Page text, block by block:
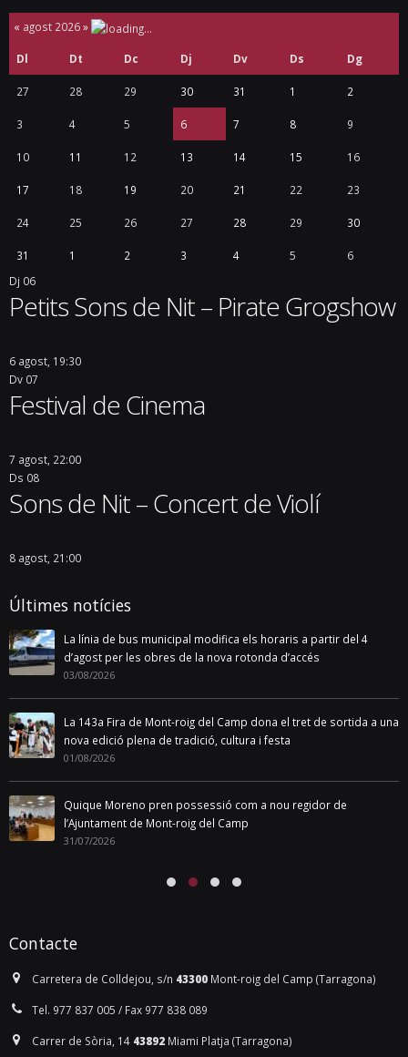
« agost 2026»
Dl Dt Dc Dj Dv Ds Dg
27 28 29 30 31 1 2
3 4 5 6 7 8 9
10 11 12 13 14 15 16
17 18 19 20 21 22 23
24 25 26 27 28 29 30
31 1 2 3 4 5
6
Dj 06
Petits Sons de Nit – Pirate Grogshow
6 agost, 19:30
Dv 07
Festival de Cinema
7 agost, 22:00
Ds 08
Sons de Nit – Concert de Violí
8 agost, 21:00
Últimes notícies
La línia de bus municipal modifica els horaris a partir del 4
d’agost per les obres de la nova rotonda d’accés
03/08/2026
La 143a Fira de Mont-roig del Camp dona el tret de sortida a una
nova edició plena de tradició, cultura i festa
01/08/2026
Quique Moreno pren possessió com a nou regidor de
l’Ajuntament de Mont-roig del Camp
31/07/2026
Contacte
Carretera de Colldejou, s/n 43300 Mont-roig del Camp (Tarragona)
Tel. 977 837 005 / Fax 977 838 089
Carrer de Sòria, 14 43892 Miami Platja (Tarragona)